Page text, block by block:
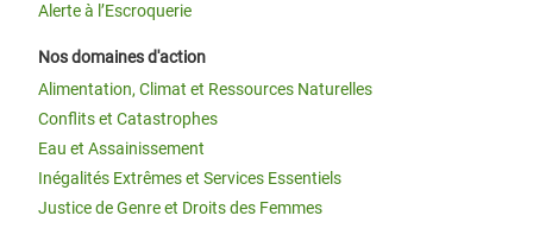
Alerte à l’Escroquerie
Nos domaines d'action
Alimentation, Climat et Ressources Naturelles
Conflits et Catastrophes
Eau et Assainissement
Inégalités Extrêmes et Services Essentiels
Justice de Genre et Droits des Femmes